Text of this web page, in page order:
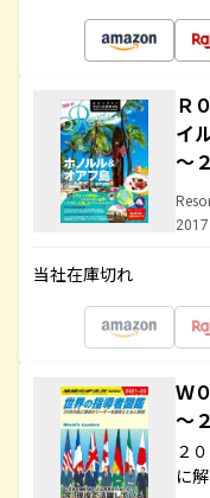
Ｒ
イ
～
当社在庫切れ
Ｗ
～
２
に